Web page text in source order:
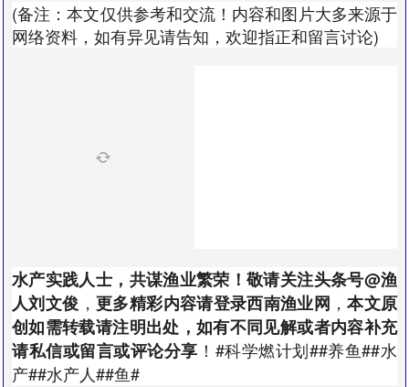
(备注：本文仅供参考和交流！内容和图片大多来源于
网络资料，如有异见请告知，欢迎指正和留言讨论)
水产实践人士，共谋渔业繁荣！敬请关注头条号@渔
人刘文俊 ，更多精彩内容请登录西南渔业网 ，本文原
创如需转载请注明出处，如有不同见解或者内容补充
请私信或留言或评论分享 ！ #科学燃计划##养鱼##水
产##水产人##鱼#